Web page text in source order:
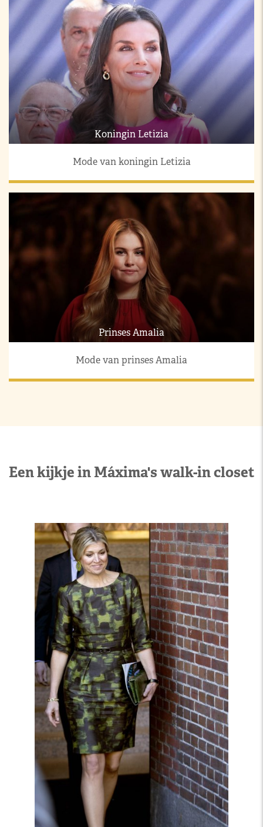
Koningin Letizia
Mode van koningin Letizia
Prinses Amalia
Mode van prinses Amalia
Een kijkje in Máxima's walk-in closet